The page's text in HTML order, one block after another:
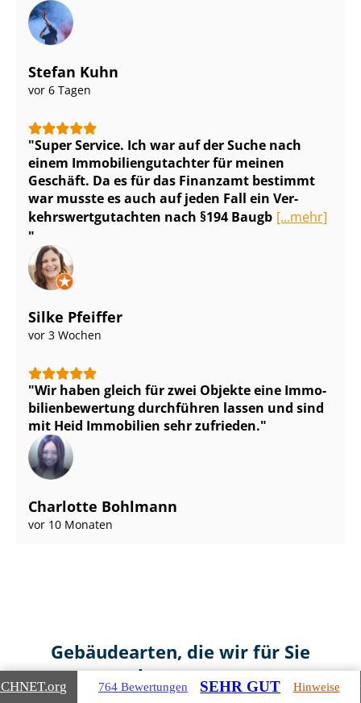
Stefan Kuhn
vor 6 Tagen
Super Service. Ich war auf der Suche nach
einem Im­mo­bi­li­en­gut­ach­ter für meinen
Geschäft. Da es für das Finanzamt bestimmt
war musste es auch auf jeden Fall ein Ver­
kehrs­wert­gut­ach­ten nach §194 Baugb [...mehr]
Silke Pfeiffer
vor 3 Wochen
Wir haben gleich für zwei Objekte eine Im­mo­
bi­li­en­be­wer­tung durchführen lassen und sind
mit Heid Immobilien sehr zufrieden.
Charlotte Bohlmann
vor 10 Monaten
Gebäudearten, die wir für Sie
bewerten
.org 764 Bewertungen SEHR GUT Hinweise